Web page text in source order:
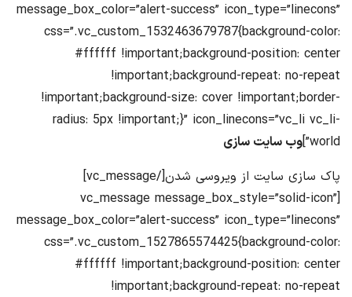
message_box_color=”alert-success” icon_type=”linecons”
css=”.vc_custom_1532463679787{background-color:
#ffffff !important;background-position: center
!important;background-repeat: no-repeat
!important;background-size: cover !important;border-
radius: 5px !important;}” icon_linecons=”vc_li vc_li-
world”] وب سایت سازی
پاک سازی سایت از ویروسی شدن[/vc_message]
[vc_message message_box_style=”solid-icon”
message_box_color=”alert-success” icon_type=”linecons”
css=”.vc_custom_1527865574425{background-color:
#ffffff !important;background-position: center
!important;background-repeat: no-repeat